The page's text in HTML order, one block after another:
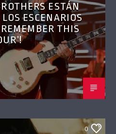
ESTÁN
ESCENARIOS
THIS
0